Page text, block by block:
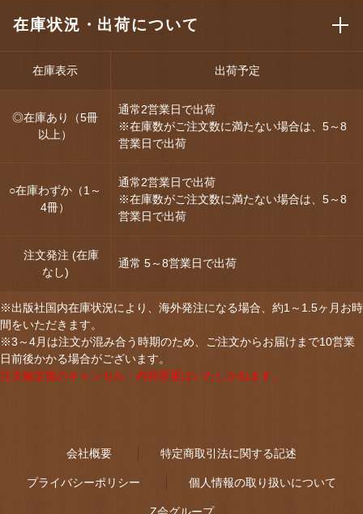
在庫状況・出荷について
在庫表示 出荷予定
◎在庫あり（5冊
以上）
通常2営業日で出荷
※在庫数がご注文数に満たない場合は、5～8
営業日で出荷
○在庫わずか（1～
4冊）
通常2営業日で出荷
※在庫数がご注文数に満たない場合は、5～8
営業日で出荷
注文発注 (在庫
なし)
通常 5～8営業日で出荷
※出版社国内在庫状況により、海外発注になる場合、約1～1.5ヶ月お時
間をいただきます。
※3～4月は注文が混み合う時期のため、ご注文からお届けまで10営業
日前後かかる場合がございます。
注文確定後のキャンセル・内容変更はいたしかねます。
会社概要 特定商取引法に関する記述
プライバシーポリシー 個人情報の取り扱いについて